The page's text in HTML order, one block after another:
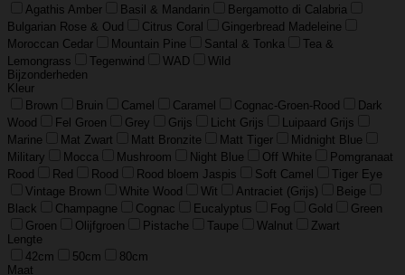
Agathis Amber
Basil & Mandarin
Bergamotto di Calabria
Bulgarian Rose & Oud
Citrus Coral
Gingerbread Madeleine
Moroccan Cedar
Mountain Pine Santal & Tonka
Tea &
Lemongrass
Tegenwind WAD
Wild
Bijzonderheden
Kleur
Brown
Bruin Camel Caramel Cognac-Groen-Rood
Dark
Wood
Fel Groen Grey Grijs Licht Grijs
Luipaard Grijs
Marine
Mat Zwart Matt Bronzite Matt Tiger
Midnight Blue
Military
Mocca Mushroom Night Blue Off White
Pomgranaat
Rood
Red Rood Rood bloem Jaspis Soft Camel
Tiger Eye
Vintage Brown
White Wood Wit Antraciet (Grijs)
Beige
Black
Champagne Cognac Eucalyptus Fog Gold
Green
Groen
Olijfgroen Pistache Taupe Walnut
Zwart
Lengte
42cm
50cm
80cm
Maat